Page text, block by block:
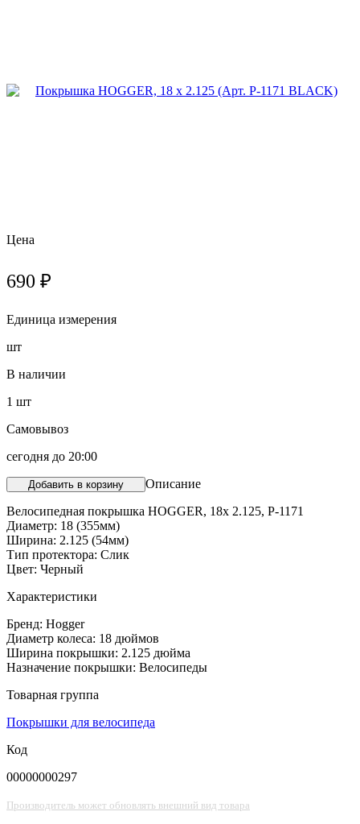
Цена
690 ₽
Единица измерения
шт
В наличии
1 шт
Самовывоз
сегодня до 20:00
Добавить в корзину
Описание
Велосипедная покрышка HOGGER, 18x 2.125, P-1171
Диаметр: 18 (355мм)
Ширина: 2.125 (54мм)
Тип протектора: Слик
Цвет: Черный
Характеристики
Бренд: Hogger
Диаметр колеса: 18 дюймов
Ширина покрышки: 2.125 дюйма
Назначение покрышки: Велосипеды
Товарная группа
Покрышки для велосипеда
Код
00000000297
Производитель может обновлять внешний вид товара